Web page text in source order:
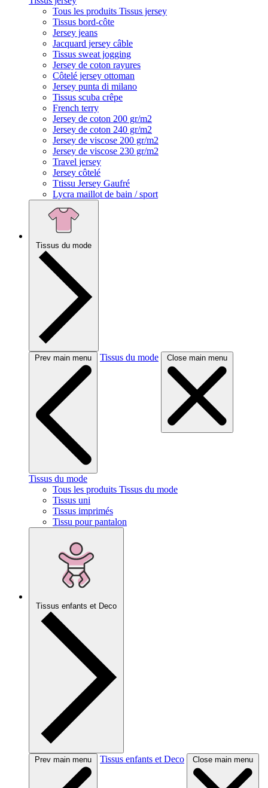
Tous les produits Tissus jersey
Tissus bord-côte
Jersey jeans
Jacquard jersey câble
Tissus sweat jogging
Jersey de coton rayures
Côtelé jersey ottoman
Jersey punta di milano
Tissus scuba crêpe
French terry
Jersey de coton 200 gr/m2
Jersey de coton 240 gr/m2
Jersey de viscose 200 gr/m2
Jersey de viscose 230 gr/m2
Travel jersey
Jersey côtelé
Ttissu Jersey Gaufré
Lycra maillot de bain / sport
Tissus du mode
Prev main menu Tissus du mode Close main menu
Tissus du mode
Tous les produits Tissus du mode
Tissus uni
Tissus imprimés
Tissu pour pantalon
Tissus enfants et Deco
Prev main menu Tissus enfants et Deco Close main menu